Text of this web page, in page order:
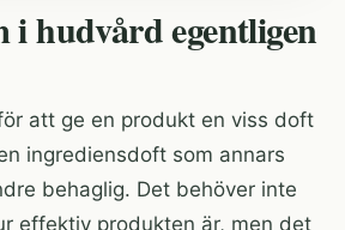
hudvård egentligen
att ge en produkt en viss doft
ingrediensdoft som annars
behaglig. Det behöver inte
effektiv produkten är, men det